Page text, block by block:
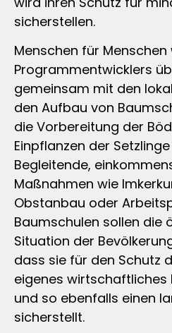
sicherstellen.
Menschen für Menschen
Programmentwicklers
gemeinsam mit den
den Aufbau von
die Vorbereitung der
Einpflanzen der
Begleitende,
Maßnahmen wie
Obstanbau oder
Baumschulen sollen die
Situation der
dass sie für den Schutz
eigenes wirtschaftliches
und so ebenfalls einen
sicherstellt.